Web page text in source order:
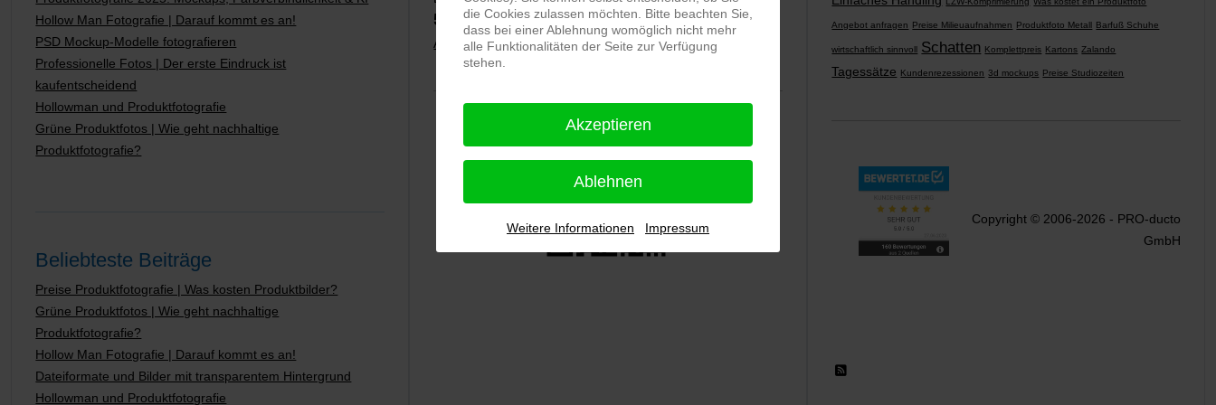
Hollow Man Fotografie | Darauf kommt es an!
PSD Mockup-Modelle fotografieren
Professionelle Fotos | Der erste Eindruck ist
kaufentscheidend
Hollowman und Produktfotografie
Grüne Produktfotos | Wie geht nachhaltige
Produktfotografie?
Beliebteste Beiträge
Preise Produktfotografie | Was kosten Produktbilder?
Grüne Produktfotos | Wie geht nachhaltige
Produktfotografie?
Hollow Man Fotografie | Darauf kommt es an!
Dateiformate und Bilder mit transparentem Hintergrund
Hollowman und Produktfotografie
5,0 ⭐⭐⭐⭐⭐bei 144 Google-Rezensionen (Stand 02.01.2026)
Alle Rezensionen ansehen|Bewertung abgeben
Angebot anfragen Preise Milieuaufnahmen Produktfoto Metall Barfuß Schuhe
wirtschaftlich sinnvoll Schatten Komplettpreis Kartons Zalando
Tagessätze Kundenrezessionen 3d mockups Preise Studiozeiten
Copyright © 2006-2026 - PRO-ducto
GmbH
die Cookies zulassen möchten. Bitte beachten Sie,
dass bei einer Ablehnung womöglich nicht mehr
alle Funktionalitäten der Seite zur Verfügung
stehen.
Akzeptieren
Ablehnen
Weitere Informationen Impressum